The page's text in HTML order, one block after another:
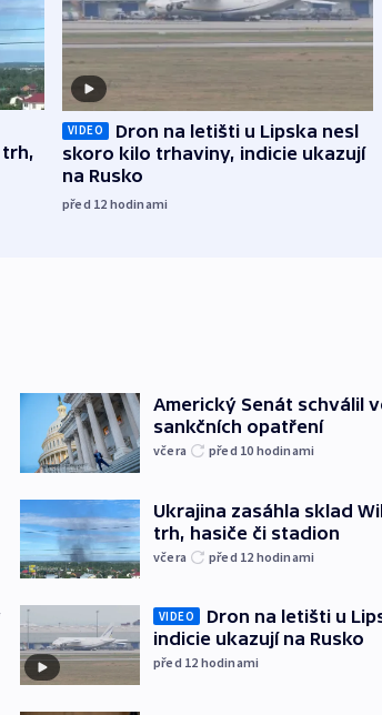
trh,
VIDEO
Dron na letišti u Lipska nesl
skoro kilo trhaviny, indicie ukazují
na Rusko
před 12 hodinami
Americký Senát schválil
sankčních opatření
včera před 10 hodinami
Ukrajina zasáhla sklad
trh, hasiče či stadion
včera před 12 hodinami
VIDEO
Dron na letišti u
indicie ukazují na Rusko
před 12 hodinami